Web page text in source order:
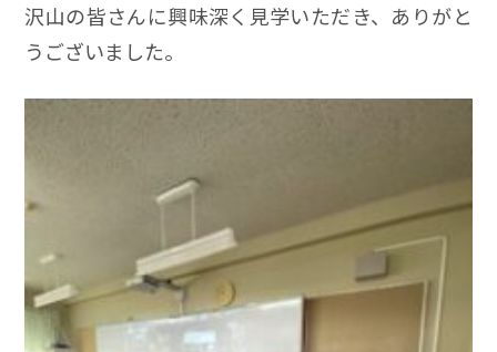
沢山の皆さんに興味深く見学いただき、ありがと
うございました。